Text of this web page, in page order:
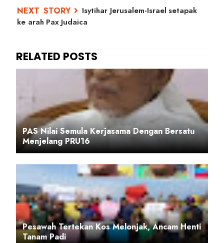
Isytihar Jerusalem-Israel setapak
ke arah Pax Judaica
PAS Nilai Semula Kerjasama Dengan Bersatu
Menjelang PRU16
Pesawah Tertekan Kos Melonjak, Ancam Henti
Tanam Padi